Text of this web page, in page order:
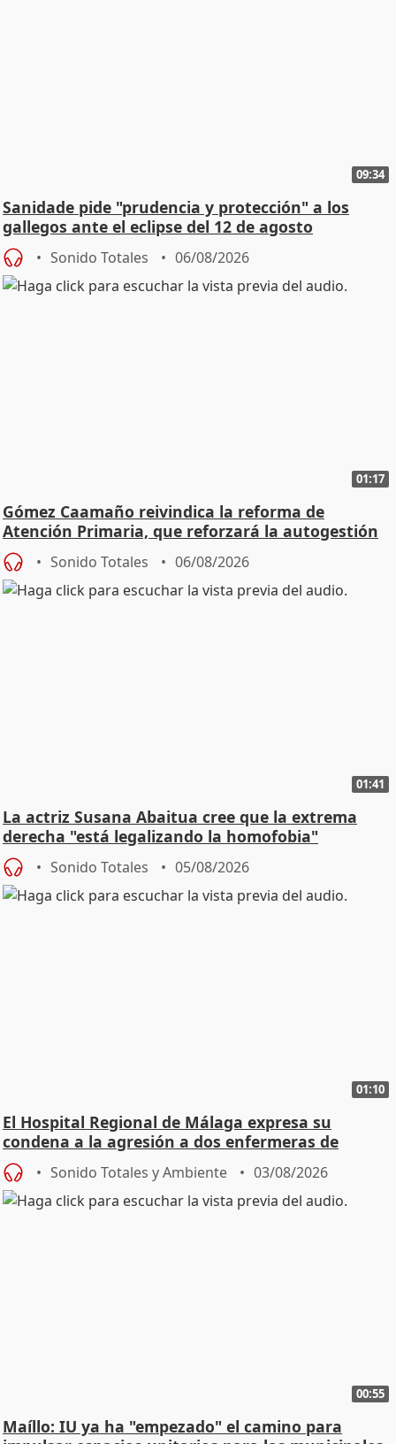
09:34
Sanidade pide "prudencia y protección" a los
gallegos ante el eclipse del 12 de agosto
Sonido Totales 06/08/2026
01:17
Gómez Caamaño reivindica la reforma de
Atención Primaria, que reforzará la autogestión
Sonido Totales 06/08/2026
01:41
La actriz Susana Abaitua cree que la extrema
derecha "está legalizando la homofobia"
Sonido Totales 05/08/2026
01:10
El Hospital Regional de Málaga expresa su
condena a la agresión a dos enfermeras de
Urgencias
Sonido Totales y Ambiente 03/08/2026
00:55
Maíllo: IU ya ha "empezado" el camino para